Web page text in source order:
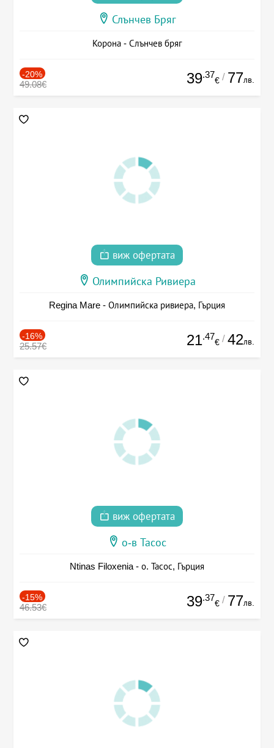
Слънчев Бряг
Корона - Слънчев бряг
-20%
49.08€ 39.37
€ / 77лв.
виж офертата
Олимпийска Ривиера
Regina Mare - Олимпийска ривиера, Гърция
-16%
25.57€ 21.47
€ / 42лв.
виж офертата
о-в Тасос
Ntinas Filoxenia - о. Тасос, Гърция
-15%
46.53€ 39.37
€ / 77лв.